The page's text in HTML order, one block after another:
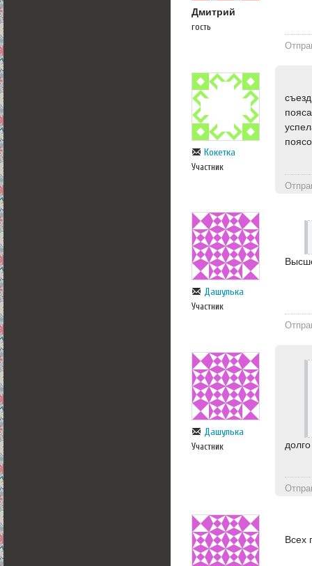
Дмитрий
гость
Кокетка
Участник
Дашулька
Участник
Дашулька
Участник
Всех